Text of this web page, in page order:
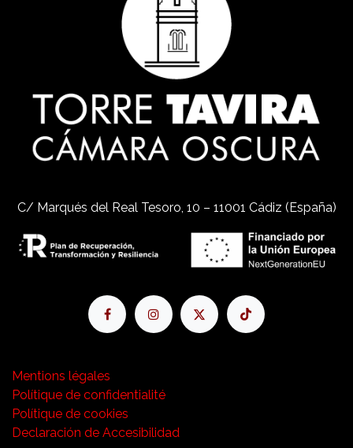
Mentions légales
Polítique de confidentialité
Polítique de cookies
Declaración de Accesibilidad
C/ Marqués del Real Tesoro, 10 – 11001 Cádiz (España)